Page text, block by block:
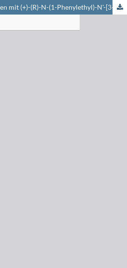
Chirale stationäre Phasen mit (+)-(R)-N-(1-Phenylethyl)-N'-[3-(diethoxymethylsilyl)propyl]harnstoff für die direkte Enantiomerentrennung mit Kapillargaschromatographie und überkritischer Fluidchromatographie